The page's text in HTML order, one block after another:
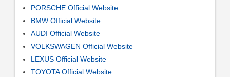
PORSCHE Official Website
BMW Official Website
AUDI Official Website
VOLKSWAGEN Official Website
LEXUS Official Website
TOYOTA Official Website